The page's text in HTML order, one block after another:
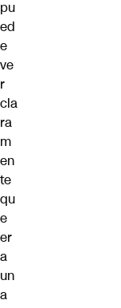
pu
ed
e
ve
r
cla
ra
m
en
te
qu
e
er
a
un
a